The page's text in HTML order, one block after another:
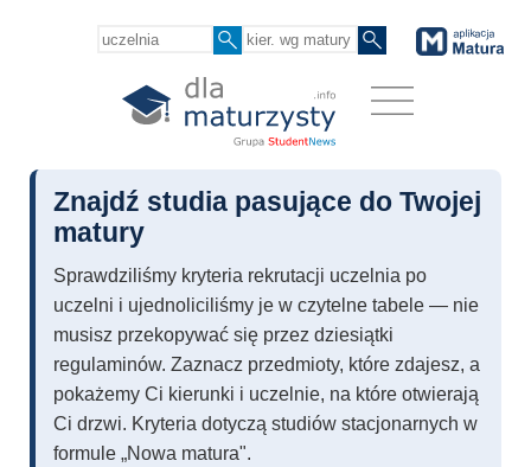
Znajdź studia pasujące do Twojej
matury
Sprawdziliśmy kryteria rekrutacji uczelnia po
uczelni i ujednoliciliśmy je w czytelne tabele — nie
musisz przekopywać się przez dziesiątki
regulaminów. Zaznacz przedmioty, które zdajesz, a
pokażemy Ci kierunki i uczelnie, na które otwierają
Ci drzwi. Kryteria dotyczą studiów stacjonarnych w
formule „Nowa matura".